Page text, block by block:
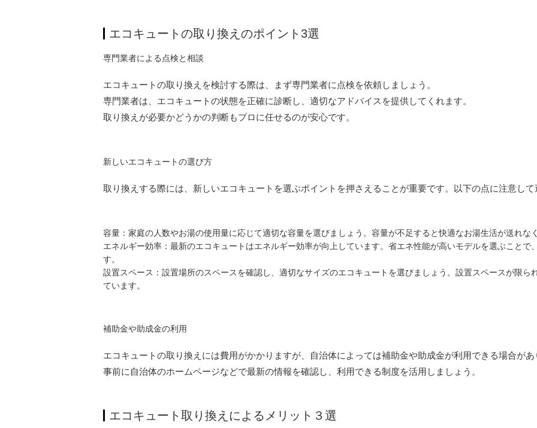
エコキュートの取り換えのポイント3選
専門業者による点検と相談
エコキュートの取り換えを検討する際は、まず専門業者に点検を依頼しましょう。
専門業者は、エコキュートの状態を正確に診断し、適切なアドバイスを提供してくれます。
取り換えが必要かどうかの判断もプロに任せるのが安心です。
新しいエコキュートの選び方
取り換えする際には、新しいエコキュートを選ぶポイントを押さえることが重要です。以下の点に注意して
容量 ：家庭の人数やお湯の使用量に応じて適切な容量を選びましょう。容量が不足すると快適なお湯生活が送れな
エネルギー効率 ：最新のエコキュートはエネルギー効率が向上しています。省エネ性能が高いモデルを選ぶことで
す。
設置スペース ：設置場所のスペースを確認し、適切なサイズのエコキュートを選びましょう。設置スペースが限ら
ています。
補助金や助成金の利用
エコキュートの取り換えには費用がかかりますが、自治体によっては補助金や助成金が利用できる場合があ
事前に自治体のホームページなどで最新の情報を確認し、利用できる制度を活用しましょう。
エコキュート取り換えによるメリット３選